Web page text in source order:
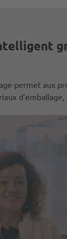
permet aux